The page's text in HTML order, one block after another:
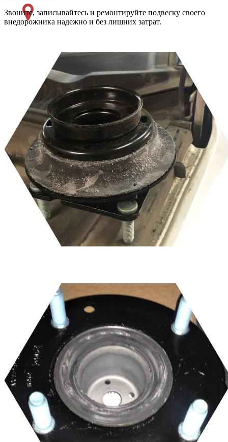
Звоните, записывайтесь и ремонтируйте подвеску своего
внедорожника надежно и без лишних затрат.